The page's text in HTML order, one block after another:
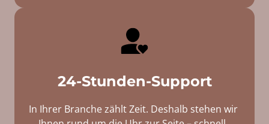
24-Stunden-Support
In Ihrer Branche zählt Zeit. Deshalb stehen